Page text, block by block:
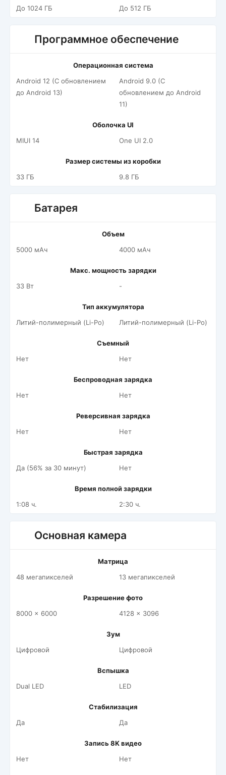
До 1024 ГБ До 512 ГБ
Программное обеспечение
Операционная система
Android 12 (С обновлением
до Android 13)
Android 9.0 (С
обновлением до Android
11)
Оболочка UI
MIUI 14
One UI 2.0
Размер системы из коробки
33 ГБ
9.8 ГБ
Батарея
Объем
5000 мАч
4000 мАч
Макс. мощность зарядки
33 Вт
-
Тип аккумулятора
Литий-полимерный (Li-Po)
Литий-полимерный (Li-Po)
Съемный
Нет
Нет
Беспроводная зарядка
Нет
Нет
Реверсивная зарядка
Нет
Нет
Быстрая зарядка
Да (56% за 30 минут)
Нет
Время полной зарядки
1:08 ч.
2:30 ч.
Основная камера
Матрица
48 мегапикселей
13 мегапикселей
Разрешение фото
8000 x 6000
4128 x 3096
Зум
Цифровой
Цифровой
Вспышка
Dual LED
LED
Стабилизация
Да
Да
Запись 8K видео
Нет
Нет